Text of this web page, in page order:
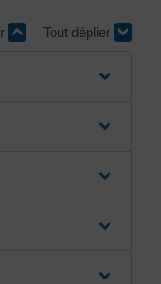
Tout déplier